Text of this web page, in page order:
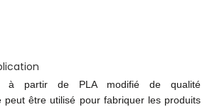
à partir de PLA modifié de qualité
peut être utilisé pour fabriquer les produits